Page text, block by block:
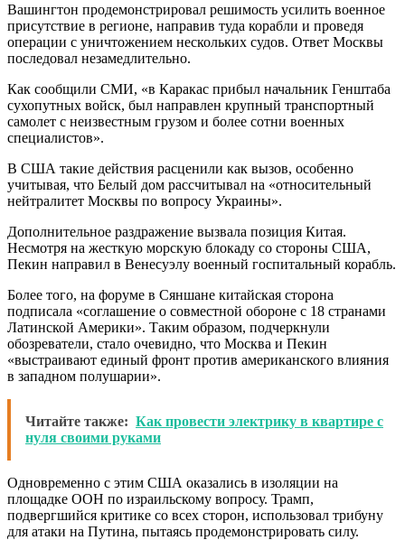
Вашингтон продемонстрировал решимость усилить военное
присутствие в регионе, направив туда корабли и проведя
операции с уничтожением нескольких судов. Ответ Москвы
последовал незамедлительно.
Как сообщили СМИ, «в Каракас прибыл начальник Генштаба
сухопутных войск, был направлен крупный транспортный
самолет с неизвестным грузом и более сотни военных
специалистов».
В США такие действия расценили как вызов, особенно
учитывая, что Белый дом рассчитывал на «относительный
нейтралитет Москвы по вопросу Украины».
Дополнительное раздражение вызвала позиция Китая.
Несмотря на жесткую морскую блокаду со стороны США,
Пекин направил в Венесуэлу военный госпитальный корабль.
Более того, на форуме в Сяншане китайская сторона
подписала «соглашение о совместной обороне с 18 странами
Латинской Америки». Таким образом, подчеркнули
обозреватели, стало очевидно, что Москва и Пекин
«выстраивают единый фронт против американского влияния
в западном полушарии».
Читайте также: Как провести электрику в квартире с
нуля своими руками
Одновременно с этим США оказались в изоляции на
площадке ООН по израильскому вопросу. Трамп,
подвергшийся критике со всех сторон, использовал трибуну
для атаки на Путина, пытаясь продемонстрировать силу.